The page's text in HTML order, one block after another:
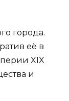
города.
её в
XIX
и